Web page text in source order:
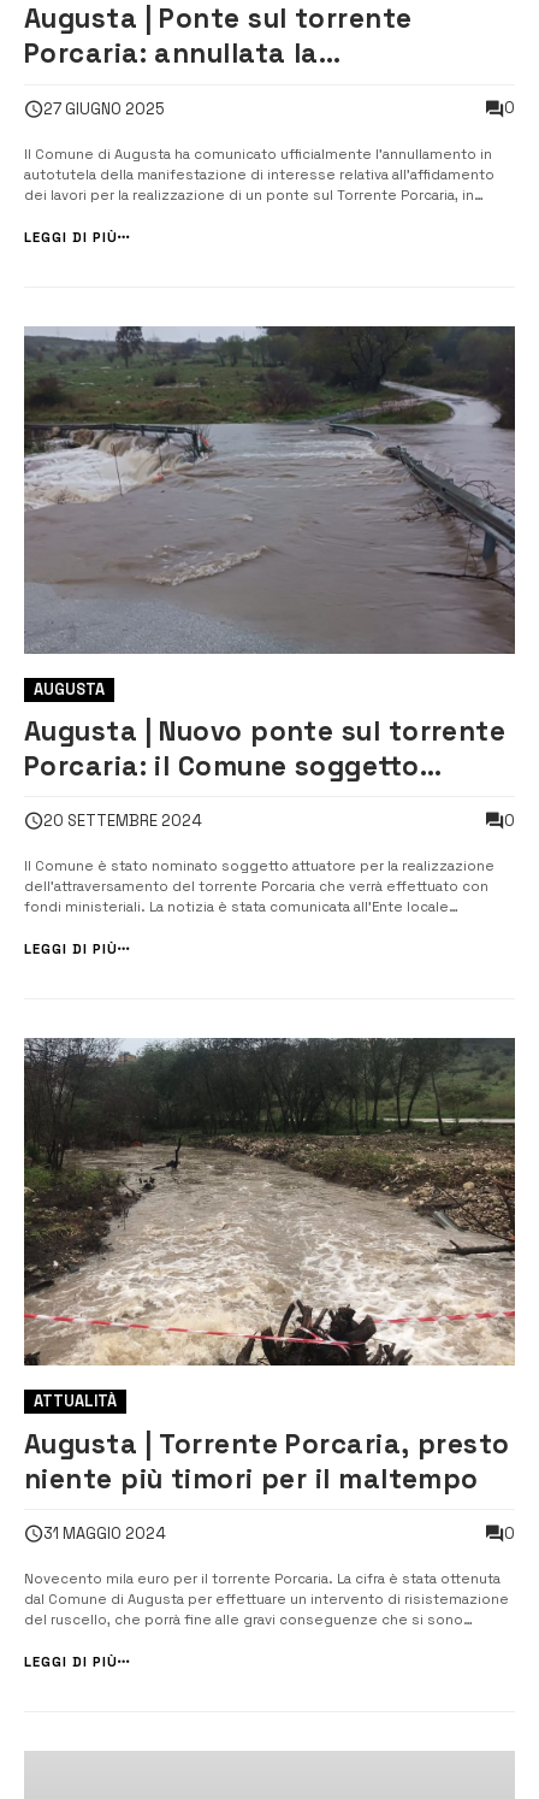
Augusta | Ponte sul torrente
Porcaria: annullata la
27 GIUGNO 2025 0
Il Comune di Augusta ha comunicato ufficialmente l’annullamento in
autotutela della manifestazione di interesse relativa all’affidamento
dei lavori per la realizzazione di un ponte sul Torrente Porcaria, in
avviato tramite procedura negoziata senza bando ai sensi dell’ar...
LEGGI DI PIÙ
AUGUSTA
Augusta | Nuovo ponte sul torrente
Porcaria: il Comune soggetto
20 SETTEMBRE 2024 0
Il Comune è stato nominato soggetto attuatore per la realizzazione
dell’attraversamento del torrente Porcaria che verrà effettuato con
fondi ministeriali. La notizia è stata comunicata all’Ente locale
civile. “Un risultato straordinario per Augusta – commenta il sindaco
LEGGI DI PIÙ
ATTUALITÀ
Augusta | Torrente Porcaria, presto
niente più timori per il maltempo
31 MAGGIO 2024 0
Novecento mila euro per il torrente Porcaria. La cifra è stata ottenuta
dal Comune di Augusta per effettuare un intervento di risistemazione
del ruscello, che porrà fine alle gravi conseguenze che si sono
maltempo. Il finanziamento giunge dal ministero della Protezione
LEGGI DI PIÙ